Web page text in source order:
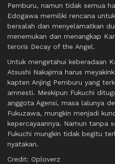
Pemburu, namun tidak semua
Edogawa memiliki rencana
bersalah dan menyelamatkan
menemukan dan menangkap
teroris Decay of the Angel.
Untuk mengetahui keberadaan
Atsushi Nakajima harus
kapten Anjing Pemburu yang
amnesti. Meskipun Fukuchi
anggota Agensi, masa lalunya
Fukuzawa, mungkin menjadi
kepercayaannya. Namun tanpa
Fukuchi mungkin tidak begitu
nyatakan.
Credit: Oploverz